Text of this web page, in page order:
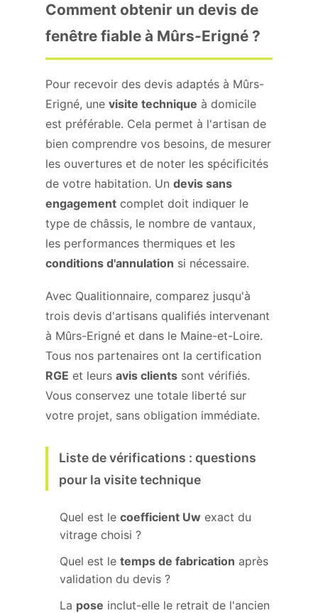
Comment obtenir un devis de
fenêtre fiable à Mûrs-Erigné ?
Pour recevoir des devis adaptés à Mûrs-
Erigné, une visite technique à domicile
est préférable. Cela permet à l'artisan de
bien comprendre vos besoins, de mesurer
les ouvertures et de noter les spécificités
de votre habitation. Un devis sans
engagement complet doit indiquer le
type de châssis, le nombre de vantaux,
les performances thermiques et les
conditions d'annulation si nécessaire.
Avec Qualitionnaire, comparez jusqu'à
trois devis d'artisans qualifiés intervenant
à Mûrs-Erigné et dans le Maine-et-Loire.
Tous nos partenaires ont la certification
RGE et leurs avis clients sont vérifiés.
Vous conservez une totale liberté sur
votre projet, sans obligation immédiate.
Liste de vérifications : questions
pour la visite technique
Quel est le coefficient Uw exact du
vitrage choisi ?
Quel est le temps de fabrication après
validation du devis ?
La pose inclut-elle le retrait de l'ancien